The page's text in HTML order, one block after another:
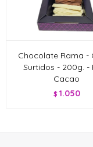
Chocolate Rama -
Surtidos - 200g. -
Cacao
$ 1.050